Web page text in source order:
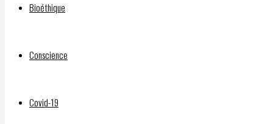
Bioéthique
Conscience
Covid-19